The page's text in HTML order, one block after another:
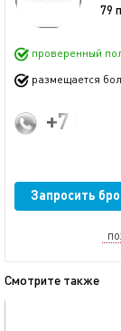
79
проверенный
размещается
+7
Запросить
Смотрите также